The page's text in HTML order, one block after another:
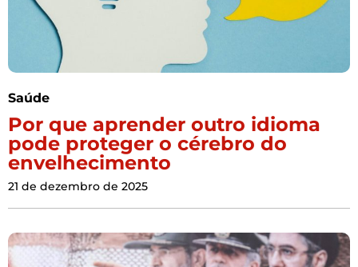
Saúde
Por que aprender outro idioma
pode proteger o cérebro do
envelhecimento
21 de dezembro de 2025